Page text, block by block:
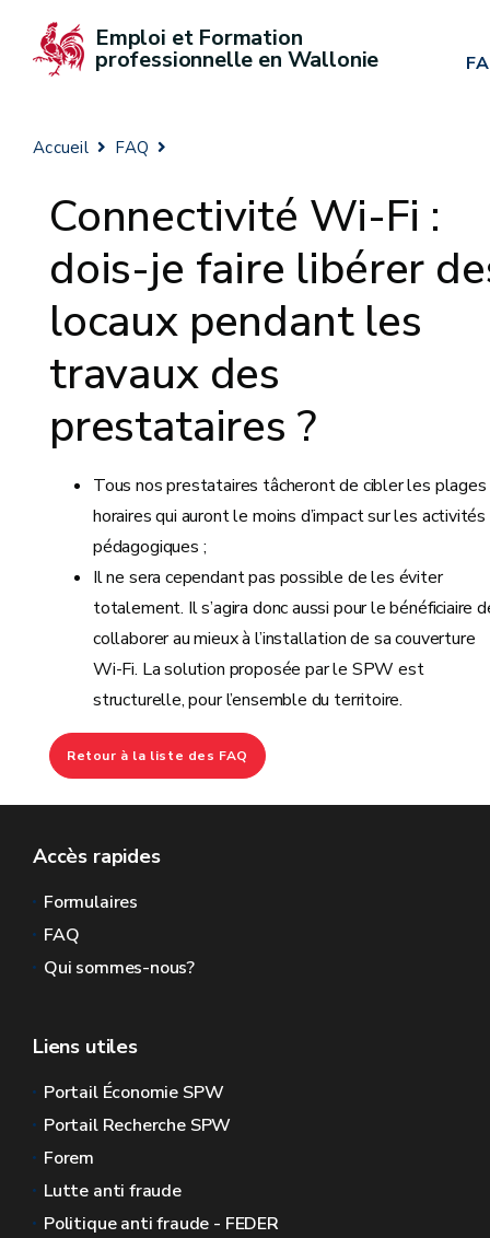
Emploi et Formation
professionnelle en Wallonie
Accueil FAQ
Connectivité Wi-Fi :
dois-je faire libérer
locaux pendant les
travaux des
prestataires ?
Tous nos prestataires tâcheront de cibler les plages
horaires qui auront le moins d’impact sur les activités
pédagogiques ;
Il ne sera cependant pas possible de les éviter
totalement. Il s’agira donc aussi pour le bénéficiaire
collaborer au mieux à l’installation de sa couverture
Wi-Fi. La solution proposée par le SPW est
structurelle, pour l’ensemble du territoire.
Retour à la liste des FAQ
Accès rapides
Formulaires
FAQ
Qui sommes-nous?
Liens utiles
Portail Économie SPW
Portail Recherche SPW
Forem
Lutte anti fraude
Politique anti fraude - FEDER